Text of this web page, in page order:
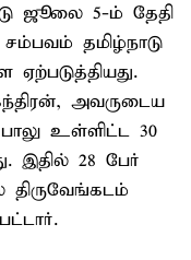
ஜூலை 5-ம் தேதி
தமிழ்நாடு
அவருடைய
உள்ளிட்ட 30
இதில் 28 பேர்